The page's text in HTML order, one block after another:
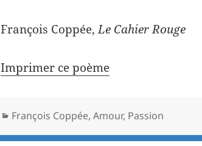
François Coppée,Le Cahier Rouge
Imprimer ce poème
Catégories
François Coppée,Amour, Passion